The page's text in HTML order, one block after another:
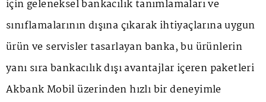
için geleneksel bankacılık tanımlamaları ve
sınıflamalarının dışına çıkarak ihtiyaçlarına uygun
ürün ve servisler tasarlayan banka, bu ürünlerin
yanı sıra bankacılık dışı avantajlar içeren paketleri
Akbank Mobil üzerinden hızlı bir deneyimle